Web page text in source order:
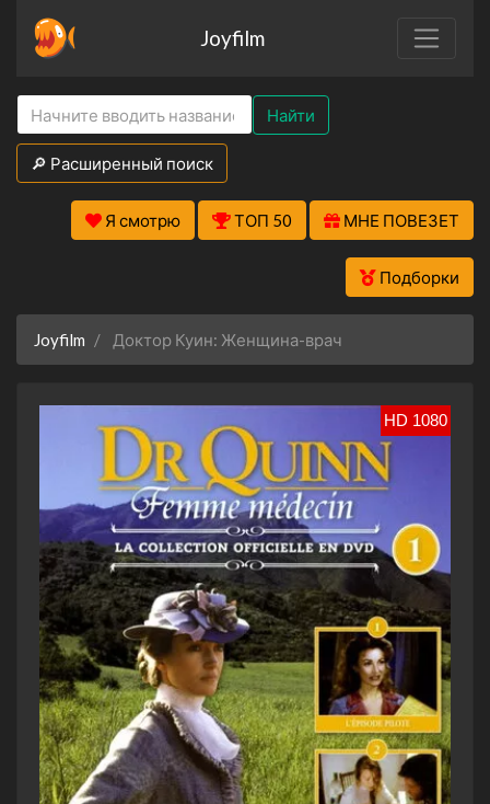
Joyfilm
Найти
🔎 Расширенный поиск
Я смотрю ТОП 50 МНЕ ПОВЕЗЕТ
Подборки
Joyfilm Доктор Куин: Женщина-врач
HD 1080